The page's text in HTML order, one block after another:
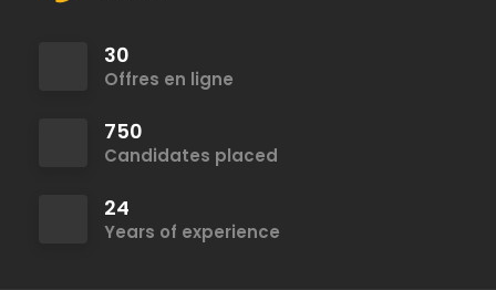
30
Offres en ligne
750
Candidates placed
24
Years of experience